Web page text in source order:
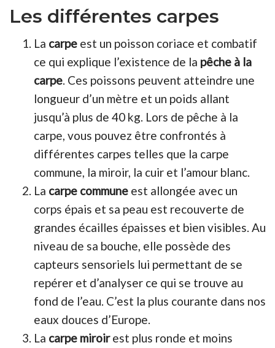
Les différentes carpes
La carpe est un poisson coriace et combatif
ce qui explique l’existence de la pêche à la
carpe. Ces poissons peuvent atteindre une
longueur d’un mètre et un poids allant
jusqu’à plus de 40 kg. Lors de pêche à la
carpe, vous pouvez être confrontés à
différentes carpes telles que la carpe
commune, la miroir, la cuir et l’amour blanc.
La carpe commune est allongée avec un
corps épais et sa peau est recouverte de
grandes écailles épaisses et bien visibles. Au
niveau de sa bouche, elle possède des
capteurs sensoriels lui permettant de se
repérer et d’analyser ce qui se trouve au
fond de l’eau. C’est la plus courante dans nos
eaux douces d’Europe.
La carpe miroirest plus ronde et moins